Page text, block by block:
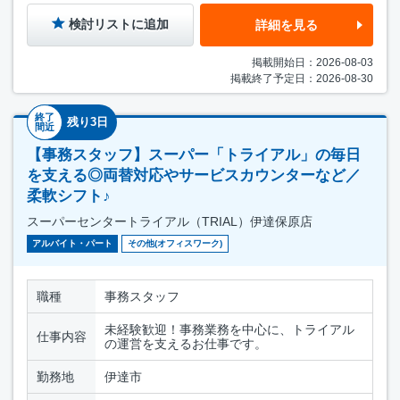
検討リストに追加 詳細を見る
掲載開始日：2026-08-03
掲載終了予定日：2026-08-30
終了
間近
残り3日
【事務スタッフ】スーパー「トライアル」の毎日
を支える◎両替対応やサービスカウンターなど／
柔軟シフト♪
スーパーセンタートライアル（TRIAL）伊達保原店
アルバイト・パート その他(オフィスワーク)
職種 事務スタッフ
仕事内容
未経験歓迎！事務業務を中心に、トライアル
の運営を支えるお仕事です。
勤務地 伊達市